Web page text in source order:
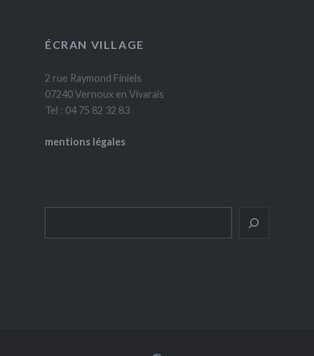
ÉCRAN VILLAGE
2 rue Raymond Finiels
07240 Vernoux en Vivarais
Tel : 04 75 82 32 83
mentions légales